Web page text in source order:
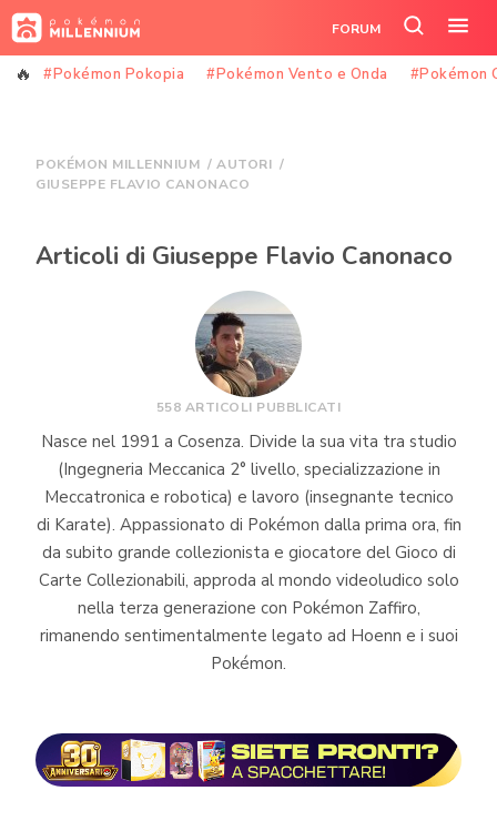
Vai
al
contenuto
FORUM
Cerca
nel il
#Pokémon Pokopia #Pokémon Vento e Onda #Pokémon
POKÉMON MILLENNIUM / AUTORI /
GIUSEPPE FLAVIO CANONACO
Articoli di Giuseppe Flavio Canonaco
558 ARTICOLI PUBBLICATI
Nasce nel 1991 a Cosenza. Divide la sua vita tra studio
(Ingegneria Meccanica 2° livello, specializzazione in
Meccatronica e robotica) e lavoro (insegnante tecnico
di Karate). Appassionato di Pokémon dalla prima ora, fin
da subito grande collezionista e giocatore del Gioco di
Carte Collezionabili, approda al mondo videoludico solo
nella terza generazione con Pokémon Zaffiro,
rimanendo sentimentalmente legato ad Hoenn e i suoi
Pokémon.